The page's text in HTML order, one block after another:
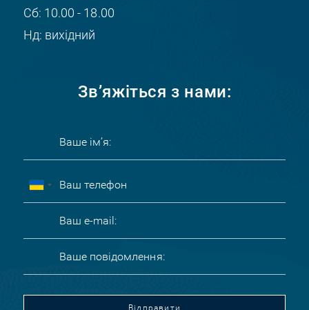
Сб: 10.00 - 18.00
Нд: вихідний
Зв’яжіться з нами:
Відправити